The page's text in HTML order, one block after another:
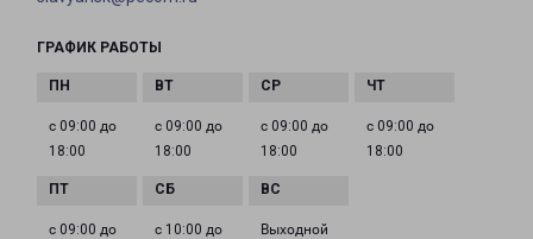
ГРАФИК РАБОТЫ
с 09:00 до
18:00
с 09:00 до
18:00
с 09:00 до
18:00
с 09:00 до
18:00
с 09:00 до с 10:00 до Выходной